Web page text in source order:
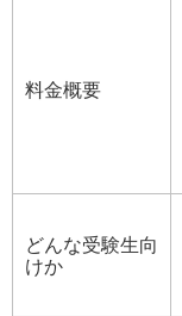
料金概要
どんな受験生向
けか